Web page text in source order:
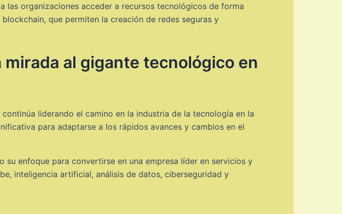
las organizaciones acceder a recursos tecnológicos de forma
que permiten la creación de redes seguras y
al gigante tecnológico en
liderando el camino en la industria de la tecnología en la
para adaptarse a los rápidos avances y cambios en el
su enfoque para convertirse en una empresa líder en servicios y
inteligencia artificial, análisis de datos, ciberseguridad y